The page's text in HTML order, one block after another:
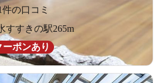
件の口コミ
すすきの駅265m
ーポンあり